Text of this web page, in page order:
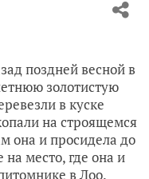
поздней весной в
золотистую
в куске
на строящемся
она и просидела до
место, где она и
в Лоо.